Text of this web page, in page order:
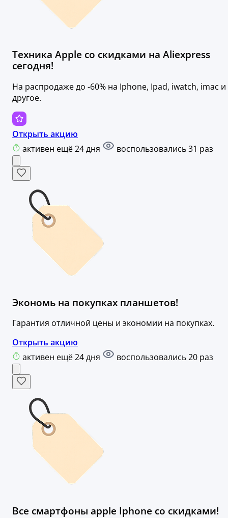
Техника Apple со скидками на Aliexpress
сегодня!
На распродаже до -60% на Iphone, Ipad, iwatch, imac и
другое.
Открыть акцию
активен ещё 24 дня
воспользовались 31 раз
Экономь на покупках планшетов!
Гарантия отличной цены и экономии на покупках.
Открыть акцию
активен ещё 24 дня
воспользовались 20 раз
Все смартфоны apple Iphone со скидками!